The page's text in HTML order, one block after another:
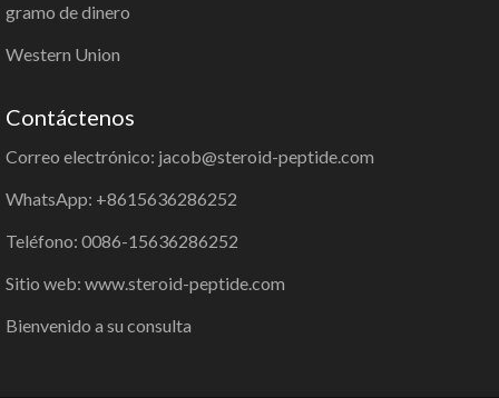
gramo de dinero
Western Union
Contáctenos
Correo electrónico: jacob@steroid-peptide.com
WhatsApp: +8615636286252
Teléfono: 0086-15636286252
Sitio web: www.steroid-peptide.com
Bienvenido a su consulta